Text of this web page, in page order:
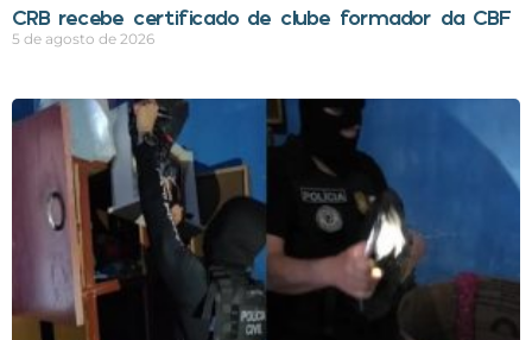
CRB recebe certificado de clube formador da CBF
5 de agosto de 2026